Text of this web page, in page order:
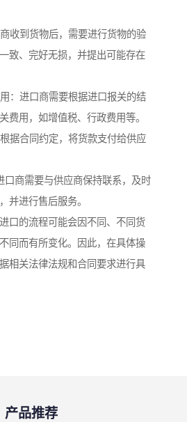
收到货物后，需要进行货物的验
致、完好无损，并提出可能存在
：进口商需要根据进口报关的结
费用，如增值税、行政费用等。
据合同约定，将货款支付给供应
口商需要与供应商保持联系，及时
并进行售后服务。
口的流程可能会因不同、不同货
同而有所变化。因此，在具体操
相关法律法规和合同要求进行具
产品推荐